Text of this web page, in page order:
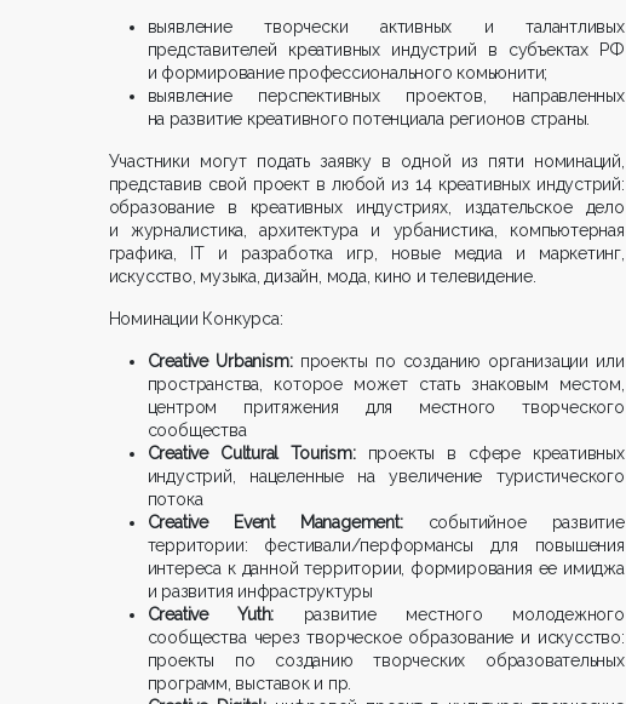
выявление творчески активных и талантливых
представителей креативных индустрий в субъектах РФ
и формирование профессионального комьюнити;
выявление перспективных проектов, направленных
на развитие креативного потенциала регионов страны.
Участники могут подать заявку в одной из пяти номинаций,
представив свой проект в любой из 14 креативных индустрий:
образование в креативных индустриях, издательское дело
и журналистика, архитектура и урбанистика, компьютерная
графика, IT и разработка игр, новые медиа и маркетинг,
искусство, музыка, дизайн, мода, кино и телевидение.
Номинации Конкурса:
Creative Urbanism: проекты по созданию организации или
пространства, которое может стать знаковым местом,
центром притяжения для местного творческого
сообщества
Сreative Cultural Tourism:проекты в сфере креативных
индустрий, нацеленные на увеличение туристического
потока
Creative Event Management:событийное развитие
территории: фестивали/перформансы для повышения
интереса к данной территории, формирования ее имиджа
и развития инфраструктуры
Creative Yuth: развитие местного молодежного
сообщества через творческое образование и искусство:
проекты по созданию творческих образовательных
программ, выставок и пр.